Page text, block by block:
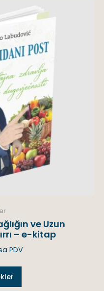
ve Uzun
– e-kitap
PDV